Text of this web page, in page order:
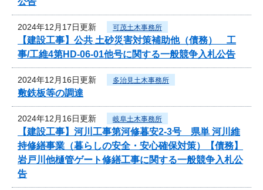
2024年12月17日更新 可茂土木事務所
【建設工事】公共 土砂災害対策補助他（債務） 工
事/工維4第HD-06-01他号に関する一般競争入札公告
2024年12月16日更新 多治見土木事務所
敷鉄板等の調達
2024年12月16日更新 岐阜土木事務所
【建設工事】河川工事第河修暮安2-3号 県単 河川維
持修繕事業（暮らしの安全・安心確保対策）【債務】
岩戸川他樋管ゲート修繕工事に関する一般競争入札公
告